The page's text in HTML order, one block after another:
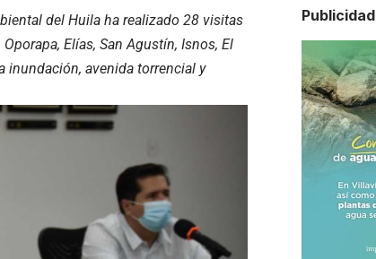
del Huila ha realizado 28 visitas
Elías, San Agustín, Isnos, El
inundación, avenida torrencial y
Publicidad